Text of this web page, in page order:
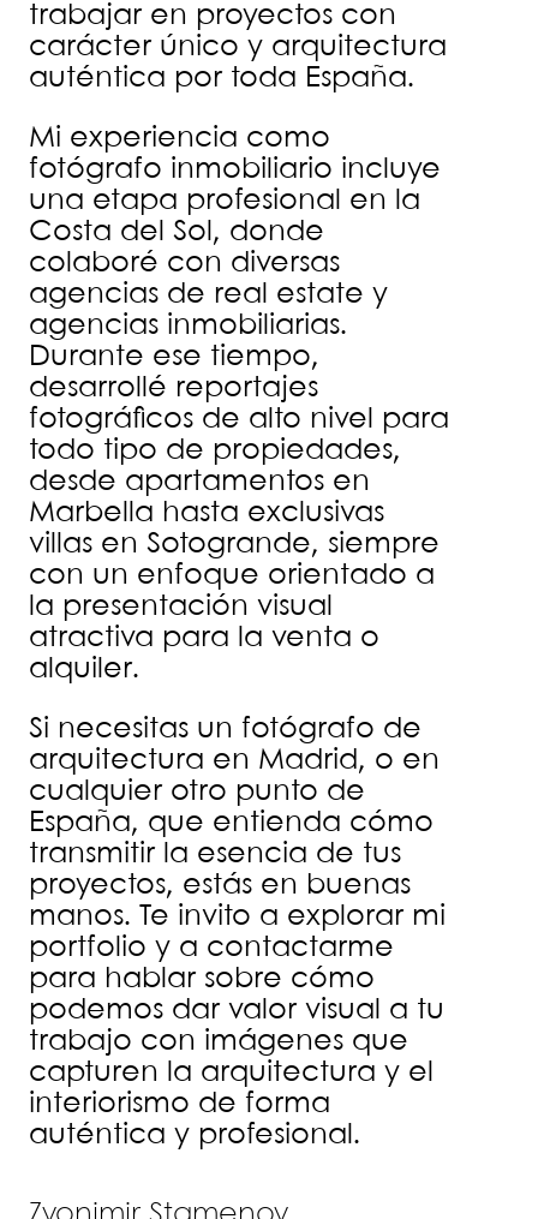
trabajar en proyectos con
carácter único y arquitectura
auténtica por toda España.
Mi experiencia como
fotógrafo inmobiliario incluye
una etapa profesional en la
Costa del Sol, donde
colaboré con diversas
agencias de real estate y
agencias inmobiliarias.
Durante ese tiempo,
desarrollé reportajes
fotográficos de alto nivel para
todo tipo de propiedades,
desde apartamentos en
Marbella hasta exclusivas
villas en Sotogrande, siempre
con un enfoque orientado a
la presentación visual
atractiva para la venta o
alquiler.
Si necesitas un fotógrafo de
arquitectura en Madrid, o en
cualquier otro punto de
España, que entienda cómo
transmitir la esencia de tus
proyectos, estás en buenas
manos. Te invito a explorar mi
portfolio y a contactarme
para hablar sobre cómo
podemos dar valor visual a tu
trabajo con imágenes que
capturen la arquitectura y el
interiorismo de forma
auténtica y profesional.